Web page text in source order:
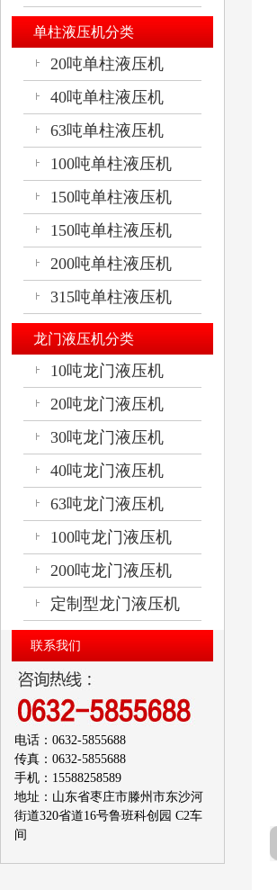
单柱液压机分类
20吨单柱液压机
40吨单柱液压机
63吨单柱液压机
100吨单柱液压机
150吨单柱液压机
150吨单柱液压机
200吨单柱液压机
315吨单柱液压机
龙门液压机分类
10吨龙门液压机
20吨龙门液压机
30吨龙门液压机
40吨龙门液压机
63吨龙门液压机
100吨龙门液压机
200吨龙门液压机
定制型龙门液压机
联系我们
电话：0632-5855688
传真：0632-5855688
手机：15588258589
地址：山东省枣庄市滕州市东沙河
街道320省道16号鲁班科创园 C2车
间